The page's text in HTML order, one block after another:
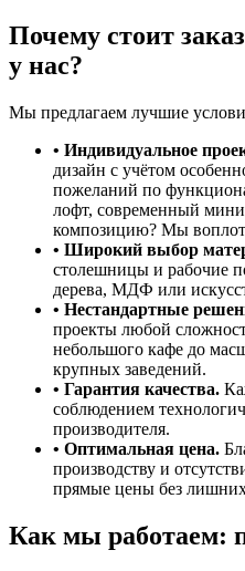
Почему стоит
у нас?
Мы предлагаем лучшие
• Индивидуальное
дизайн с учётом
пожеланий по
лофт, современный
композицию? Мы
• Широкий выбор
столешницы и рабочие
дерева, МДФ или
• Нестандартные
проекты любой
небольшого кафе до
крупных заведений.
• Гарантия качества.
соблюдением
производителя.
• Оптимальная цена.
производству и
прямые цены без
Как мы работаем: